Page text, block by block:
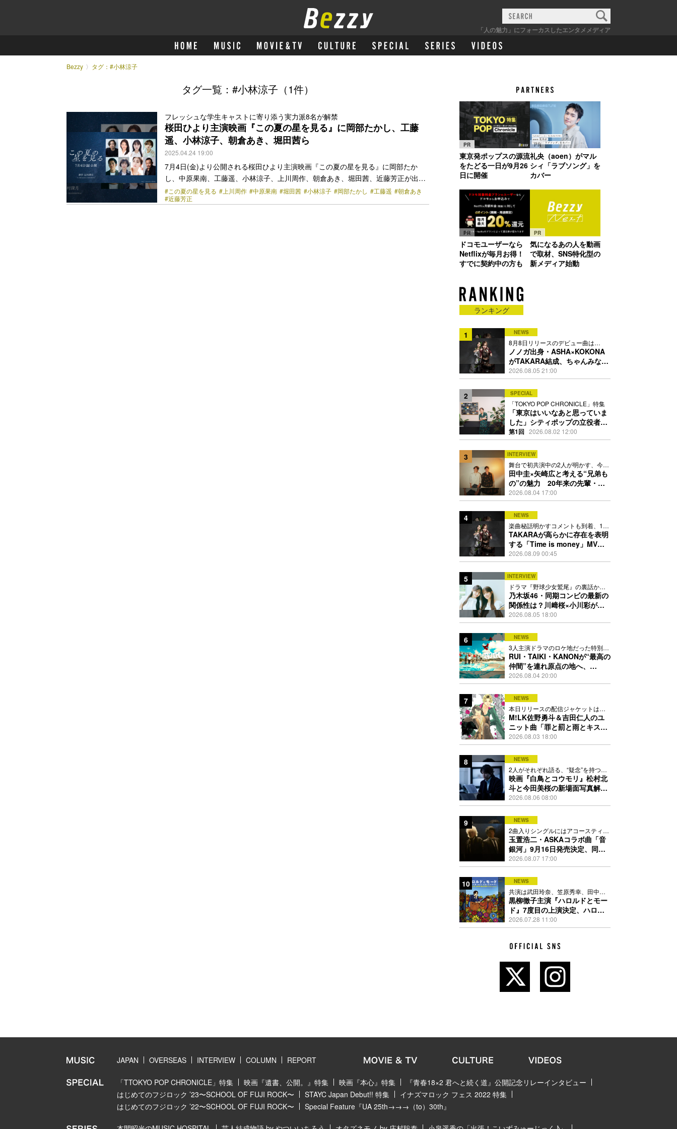
「人の魅力」にフォーカスしたエンタメメディア
Bezzy タグ：#小林涼子
タグ一覧：#小林涼子（1件）
フレッシュな学生キャストに寄り添う実力派8名が解禁
桜田ひより主演映画『この夏の星を見る』に岡部たかし、工藤
遥、小林涼子、朝倉あき、堀田茜ら
2025.04.24 19:00
7月4日(金)より公開される桜田ひより主演映画『この夏の星を見る』に岡部たか
し、中原果南、工藤遥、小林涼子、上川周作、朝倉あき、堀田茜、近藤芳正が出演
することが解禁された。 直木賞作家・辻村深月による青春小説の実写化した本作が
描くのは、新型コロナウィルスが蔓延したコロナ禍を背景に、登校や部活動が次々
#この夏の星を見る #上川周作 #中原果南 #堀田茜 #小林涼子 #岡部たかし #工藤遥 #朝倉あき
#近藤芳正
PR
東京発ポップスの源流
をたどる一日が9月26
日に開催
PR
礼央（aoen）がマル
シィ「ラブソング」を
カバー
PR
ドコモユーザーなら
Netflixが毎月お得！
すでに契約中の方も
PR
気になるあの人を動画
で取材、SNS特化型の
新メディア始動
ランキング
1 NEWS
8月8日リリースのデビュー曲は
「Time is money」
ノノガ出身・ASHA×KOKONA
がTAKARA結成、ちゃんみな主
宰レーベル第2弾アーティスト
に
2026.08.05 21:00
2 SPECIAL
「TOKYO POP CHRONICLE」特集
「東京はいいなあと思っていま
した」シティポップの立役者・
伊藤銀次の名曲回想録
第1回 2026.08.02 12:00
3 INTERVIEW
舞台で初共演中の2人が明かす、今の
自分をつくる恩人の存在
田中圭×矢崎広と考える“兄弟も
の”の魅力 20年来の先輩・後
輩が初めて見つけた互いの共通
点とは
2026.08.04 17:00
4 NEWS
楽曲秘話明かすコメントも到着、1st
EPも8月24日配信へ
TAKARAが高らかに存在を表明
する「Time is money」MV公
開、忍者と花魁姿で世界観を体
現
2026.08.09 00:45
5 INTERVIEW
ドラマ『野球少女鷲尾』の裏話から
隠れた素顔にたっぷり迫る
乃木坂46・同期コンビの最新の
関係性は？川﨑桜×小川彩が明
かす互いの推しポイント
2026.08.05 18:00
6 NEWS
3人主演ドラマのロケ地だった特別な
場所で撮影を敢行
RUI・TAIKI・KANONが“最高の
仲間”を連れ原点の地へ、
STARGLOW「GOTH」ダンス
映像公開
2026.08.04 20:00
7 NEWS
本日リリースの配信ジャケットは
PEACH-PITが描き下ろし
M!LK佐野勇斗＆吉田仁人のユ
ニット曲「罪と罰と雨とキス」
MV公開、2人が霧雨と共に舞い
踊る
2026.08.03 18:00
8 NEWS
2人がそれぞれ語る、“疑念”を持つこ
との苦しさとは
映画『白鳥とコウモリ』松村北
斗と今田美桜の新場面写真解
禁、事件前後で一変する表情捉
えた全4点
2026.08.06 08:00
9 NEWS
2曲入りシングルにはアコースティッ
ク楽曲「命の宿り」も収録
玉置浩二・ASKAコラボ曲「音
銀河」9月16日発売決定、同じ
時代の“戦友”同士で揺るぎない
愛を歌う
2026.08.07 17:00
10 NEWS
共演は武田玲奈、笠原秀幸、田中要
次、井川遥
黒柳徹子主演『ハロルドとモー
ド』7度目の上演決定、ハロル
ド役はKEY TO LIT岩﨑大昇
2026.07.28 11:00
JAPAN OVERSEAS INTERVIEW COLUMN REPORT
「TTOKYO POP CHRONICLE」特集 映画『遺書、公開。』特集 映画『本心』特集
『青春18×2 君へと続く道』公開記念リレーインタビュー
はじめてのフジロック ’23〜SCHOOL OF FUJI ROCK〜
STAYC Japan Debut!! 特集
イナズマロック フェス 2022 特集
はじめてのフジロック ’22〜SCHOOL OF FUJI ROCK〜
Special Feature『UA 25th→→→（to）30th』